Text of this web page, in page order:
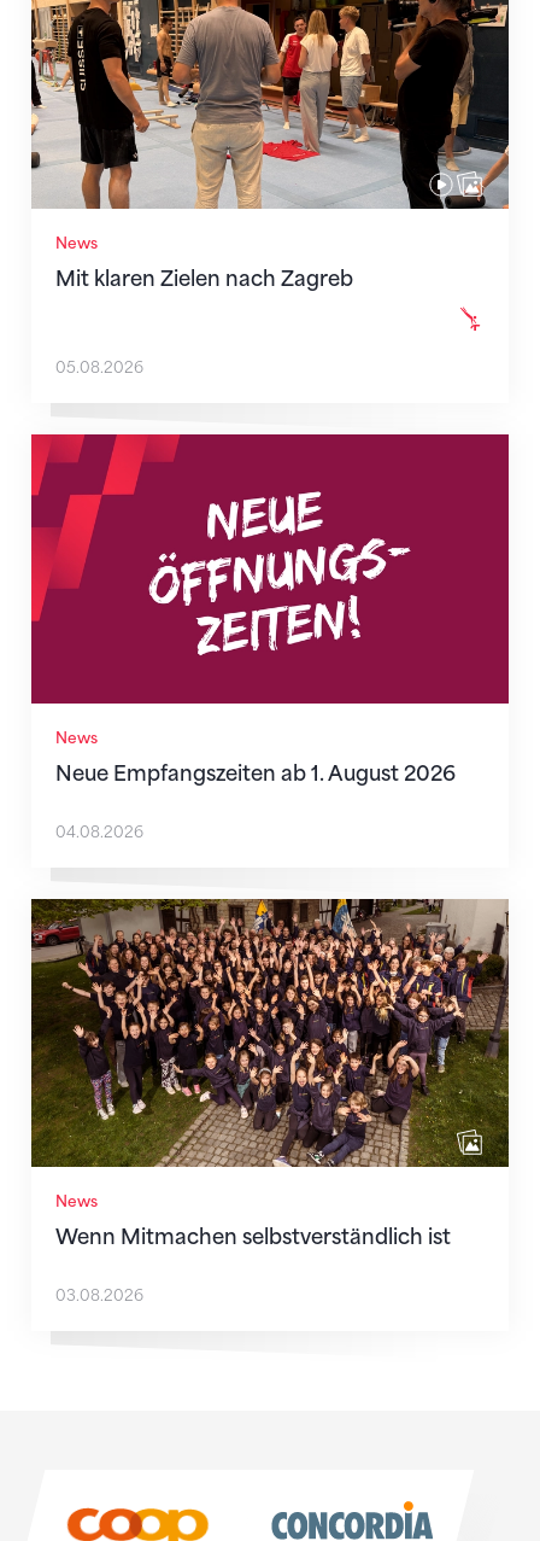
News
Mit klaren Zielen nach Zagreb
05.08.2026
News
Neue Empfangszeiten ab 1. August 2026
Neue Empfangszeiten ab 1. August 2026
04.08.2026
News
Wenn Mitmachen selbstverständlich ist
Wenn Mitmachen selbstverständlich ist
03.08.2026